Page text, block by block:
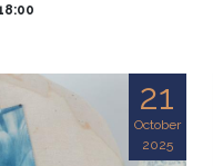
21
October
2025